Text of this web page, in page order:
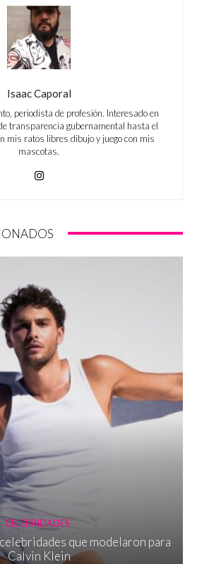
Isaac Caporal
periodista de profesión. Interesado en
transparencia gubernamental hasta el
mis ratos libres dibujo y juego con mis
mascotas.
CELEBRIDADES
que modelaron para
Calvin Klein